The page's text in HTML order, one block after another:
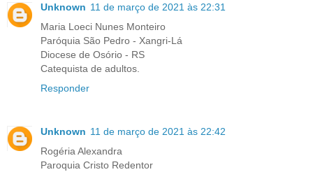
Unknown 11 de março de 2021 às 22:31
Maria Loeci Nunes Monteiro
Paróquia São Pedro - Xangri-Lá
Diocese de Osório - RS
Catequista de adultos.
Responder
Unknown 11 de março de 2021 às 22:42
Rogéria Alexandra
Paroquia Cristo Redentor